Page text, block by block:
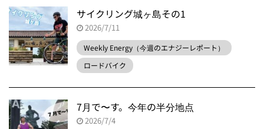
サイクリング城ヶ島その1
2026/7/11
Weekly Energy（今週のエナジーレポート）
ロードバイク
7月で〜す。今年の半分地点
2026/7/4